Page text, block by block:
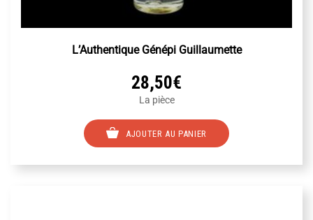
L’Authentique Génépi Guillaumette
28,50€
La pièce
AJOUTER AU PANIER